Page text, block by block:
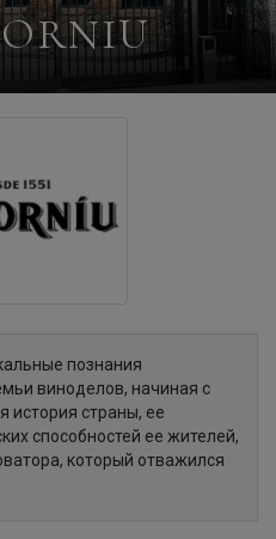
познания
виноделов, начиная с
история страны, ее
способностей ее жителей,
который отважился
вина Кава.